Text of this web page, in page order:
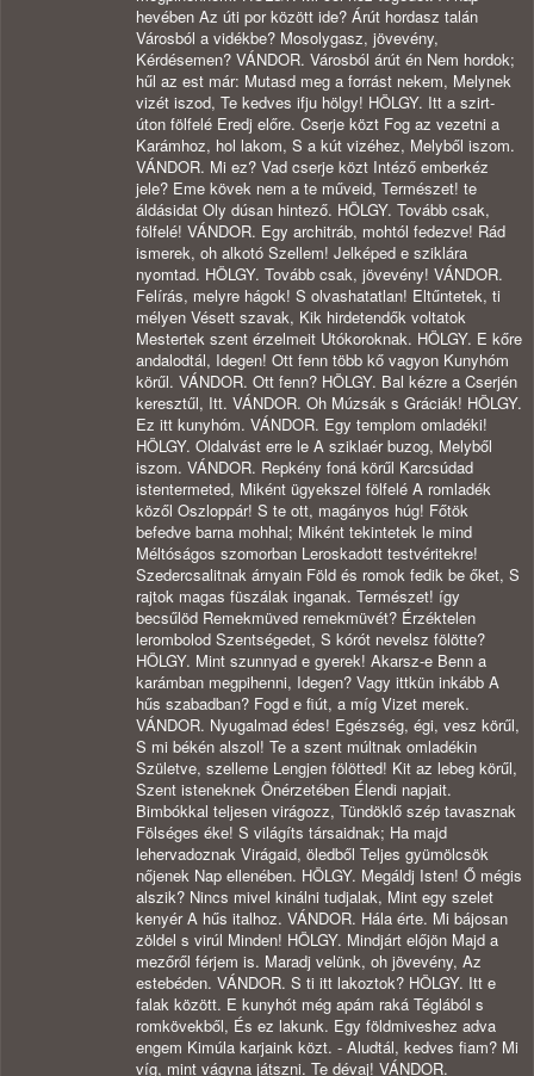
hevében Az úti por között ide? Árút hordasz talán
Városból a vidékbe? Mosolygasz, jövevény,
Kérdésemen? VÁNDOR. Városból árút én Nem hordok;
hűl az est már: Mutasd meg a forrást nekem, Melynek
vizét iszod, Te kedves ifju hölgy! HÖLGY. Itt a szirt-
úton fölfelé Eredj előre. Cserje közt Fog az vezetni a
Karámhoz, hol lakom, S a kút vizéhez, Melyből iszom.
VÁNDOR. Mi ez? Vad cserje közt Intéző emberkéz
jele? Eme kövek nem a te műveid, Természet! te
áldásidat Oly dúsan hintező. HÖLGY. Tovább csak,
fölfelé! VÁNDOR. Egy architráb, mohtól fedezve! Rád
ismerek, oh alkotó Szellem! Jelképed e sziklára
nyomtad. HÖLGY. Tovább csak, jövevény! VÁNDOR.
Felírás, melyre hágok! S olvashatatlan! Eltűntetek, ti
mélyen Vésett szavak, Kik hirdetendők voltatok
Mestertek szent érzelmeit Utókoroknak. HÖLGY. E kőre
andalodtál, Idegen! Ott fenn több kő vagyon Kunyhóm
körűl. VÁNDOR. Ott fenn? HÖLGY. Bal kézre a Cserjén
keresztűl, Itt. VÁNDOR. Oh Múzsák s Gráciák! HÖLGY.
Ez itt kunyhóm. VÁNDOR. Egy templom omladéki!
HÖLGY. Oldalvást erre le A sziklaér buzog, Melyből
iszom. VÁNDOR. Repkény foná körűl Karcsúdad
istentermeted, Miként ügyekszel fölfelé A romladék
közől Oszloppár! S te ott, magányos húg! Főtök
befedve barna mohhal; Miként tekintetek le mind
Méltóságos szomorban Leroskadott testvéritekre!
Szedercsalitnak árnyain Föld és romok fedik be őket, S
rajtok magas füszálak inganak. Természet! így
becsűlöd Remekmüved remekmüvét? Érzéktelen
lerombolod Szentségedet, S kórót nevelsz fölötte?
HÖLGY. Mint szunnyad e gyerek! Akarsz-e Benn a
karámban megpihenni, Idegen? Vagy ittkün inkább A
hűs szabadban? Fogd e fiút, a míg Vizet merek.
VÁNDOR. Nyugalmad édes! Egészség, égi, vesz körűl,
S mi békén alszol! Te a szent múltnak omladékin
Születve, szelleme Lengjen fölötted! Kit az lebeg körűl,
Szent isteneknek Önérzetében Élendi napjait.
Bimbókkal teljesen virágozz, Tündöklő szép tavasznak
Fölséges éke! S világíts társaidnak; Ha majd
lehervadoznak Virágaid, öledből Teljes gyümölcsök
nőjenek Nap ellenében. HÖLGY. Megáldj Isten! Ő mégis
alszik? Nincs mivel kinálni tudjalak, Mint egy szelet
kenyér A hűs italhoz. VÁNDOR. Hála érte. Mi bájosan
zöldel s virúl Minden! HÖLGY. Mindjárt előjön Majd a
mezőről férjem is. Maradj velünk, oh jövevény, Az
estebéden. VÁNDOR. S ti itt lakoztok? HÖLGY. Itt e
falak között. E kunyhót még apám raká Téglából s
romkövekből, És ez lakunk. Egy földmiveshez adva
engem Kimúla karjaink közt. - Aludtál, kedves fiam? Mi
víg, mint vágyna játszni. Te dévaj! VÁNDOR.